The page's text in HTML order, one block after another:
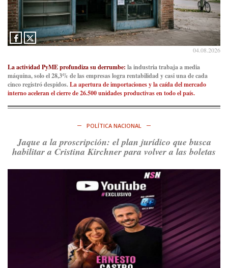
04.08.2026
La actividad PyME profundiza su derrumbe: la industria trabaja a media
máquina, solo el 28,3% de las empresas logra rentabilidad y casi una de cada
cinco registró despidos.La apertura de importaciones y la caída del mercado
interno aceleran el cierre de 26.500 unidades productivas en todo el país.
POLÍTICA NACIONAL
Jaque a la proscripción: el plan jurídico que busca
habilitar a Cristina Kirchner para volver a las boletas